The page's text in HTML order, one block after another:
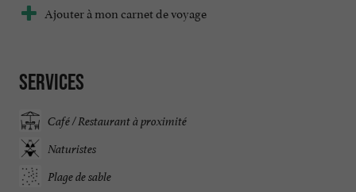
Ajouter à mon carnet de voyage
Services
Café / Restaurant à proximité
Naturistes
Plage de sable